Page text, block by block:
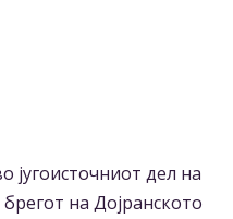
југоисточниот дел на
на Дојранското